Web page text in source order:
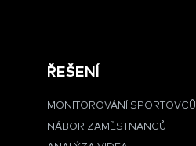
ŘEŠENÍ
MONITOROVÁNÍ SPORTOVCŮ
NÁBOR ZAMĚSTNANCŮ